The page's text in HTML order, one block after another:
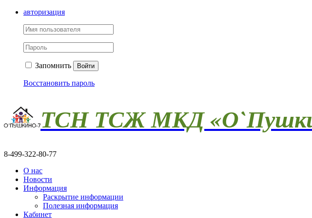
авторизация
Запомнить Войти
Восстановить пароль
ТСН ТСЖ МКД
8-499-322-80-77
О нас
Новости
Информация
Раскрытие информации
Полезная информация
Кабинет